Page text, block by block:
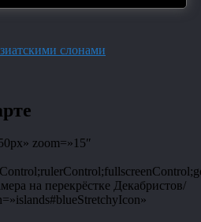
zoom=»15″
на перекрёстке Декабристов/